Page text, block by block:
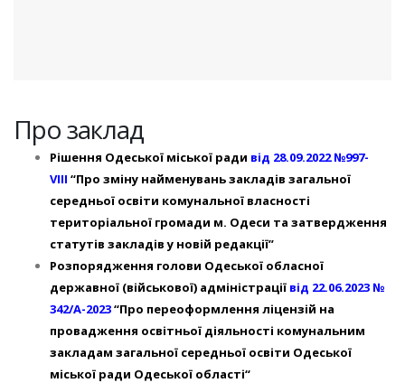
Про заклад
Рішення Одеської міської ради від 28.09.2022 №997-
VIII “Про зміну найменувань закладів загальної
середньої освіти комунальної власності
територіальної громади м. Одеси та затвердження
статутів закладів у новій редакції”
Розпорядження голови Одеської обласної
державної (військової) адміністрації від 22.06.2023 №
342/А-2023“Про переоформлення ліцензій на
провадження освітньої діяльності комунальним
закладам загальної середньої освіти Одеської
міської ради Одеської області“